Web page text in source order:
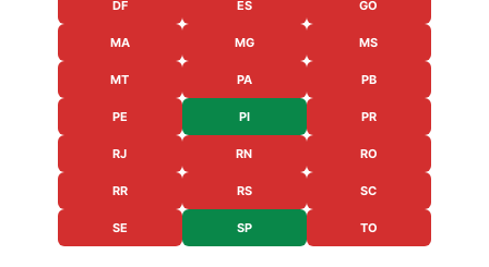
DF ES GO
MA MG MS
MT PA PB
PE PI PR
RJ RN RO
RR RS SC
SE SP TO